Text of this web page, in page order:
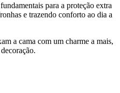
para a proteção extra
e trazendo conforto ao dia a
a cama com um charme a mais,